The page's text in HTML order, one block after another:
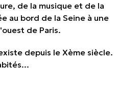
de la musique et de la
au bord de la Seine à une
de Paris.
depuis le Xème siècle.